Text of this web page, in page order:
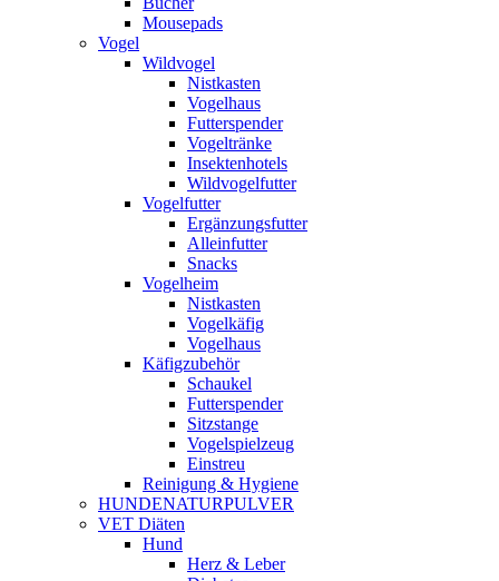
Mousepads
Vogel
Wildvogel
Nistkasten
Vogelhaus
Futterspender
Vogeltränke
Insektenhotels
Wildvogelfutter
Vogelfutter
Ergänzungsfutter
Alleinfutter
Snacks
Vogelheim
Nistkasten
Vogelkäfig
Vogelhaus
Käfigzubehör
Schaukel
Futterspender
Sitzstange
Vogelspielzeug
Einstreu
Reinigung & Hygiene
HUNDENATURPULVER
VET Diäten
Hund
Herz & Leber